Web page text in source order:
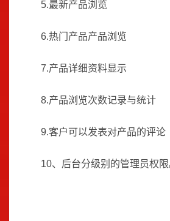
5.最新产品浏览
6.热门产品产品浏览
7.产品详细资料显示
8.产品浏览次数记录与统计
9.客户可以发表对产品的评论
10、后台分级别的管理员权限